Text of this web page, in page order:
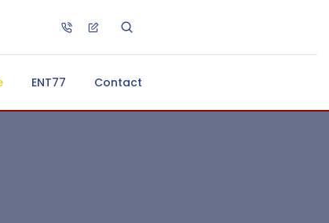
ENT77 Contact